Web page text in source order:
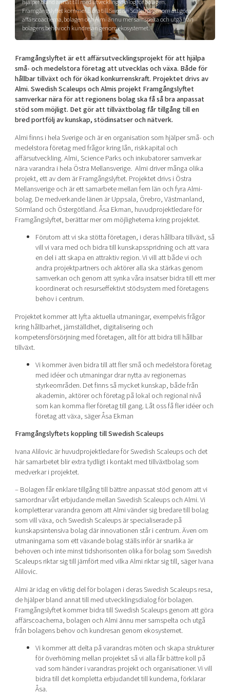
Shaping cities and regions
East Sweden Tech Women
Reversed mentorship
Current offers and activities
Upscaling
Talent & skills
Startup & industry collaboration
Offers to boost your business
Funding opportunities
Our community of companies
Projects
Publications
Project toolbox
Our clusters
Reach out to us
Locations
Today's lunch in Mjärdevi
hjälper bland annat till med utvecklingsdialog för bolagen.
Framgångslyftet kommer bidra till Swedish Scaleups genom att göra
affärscoacherna, bolagen och Almi ännu mer samspelta och utgå från
bolagens behov och kundresan genom ekosystemet.
Framgångslyftet är ett affärsutvecklingsprojekt för att hjälpa
små- och medelstora företag att utvecklas och växa. Både för
hållbar tillväxt och för ökad konkurrenskraft. Projektet drivs av
Almi. Swedish Scaleups och Almis projekt Framgångslyftet
samverkar nära för att regionens bolag ska få så bra anpassat
stöd som möjligt. Det gör att tillväxtbolag får tillgång till en
bred portfölj av kunskap, stödinsatser och nätverk.
Almi finns i hela Sverige och är en organisation som hjälper små- och
medelstora företag med frågor kring lån, riskkapital och
affärsutveckling. Almi, Science Parks och inkubatorer samverkar
nära varandra i hela Östra Mellansverige. Almi driver många olika
projekt, ett av dem är Framgångslyftet. Projektet drivs i Östra
Mellansverige och är ett samarbete mellan fem län och fyra Almi-
bolag. De medverkande länen är Uppsala, Örebro, Västmanland,
Sörmland och Östergötland.Åsa Ekman, huvudprojektledare för
Framgångslyftet, berättar mer om möjligheterna kring projektet.
Förutom att vi ska stötta företagen, i deras hållbara tillväxt, så
vill vi vara med och bidra till kunskapsspridning och att vara
en del i att skapa en attraktiv region. Vi vill att både vi och
andra projektpartners och aktörer alla ska stärkas genom
samverkan och genom att synka våra insatser bidra till ett mer
koordinerat och resurseffektivt stödsystem med företagens
behov i centrum.
Projektet kommer att lyfta aktuella utmaningar, exempelvis frågor
kring hållbarhet, jämställdhet, digitalisering och
kompetensförsörjning med företagen, allt för att bidra till hållbar
tillväxt.
Vi kommer även bidra till att fler små och medelstora företag
med idéer och utmaningar drar nytta av regionernas
styrkeområden. Det finns så mycket kunskap, både från
akademin, aktörer och företag på lokal och regional nivå
som kan komma fler företag till gang. Låt oss få fler idéer och
företag att växa, säger Åsa Ekman
Framgångslyftets koppling till Swedish Scaleups
Ivana Alilovic är huvudprojektledare för Swedish Scaleups och det
här samarbetet blir extra tydligt i kontakt med tillväxtbolag som
medverkar i projektet.
– Bolagen får enklare tillgång till bättre anpassat stöd genom att vi
samordnar vårt erbjudande mellan Swedish Scaleups och Almi. Vi
kompletterar varandra genom att Almi vänder sig bredare till bolag
som vill växa, och Swedish Scaleups är specialiserade på
kunskapsintensiva bolag där innovationen står i centrum. Även om
utmaningarna som ett växande bolag ställs inför är snarlika är
behoven och inte minst tidshorisonten olika för bolag som Swedish
Scaleups riktar sig till jämfört med vilka Almi riktar sig till, säger Ivana
Alilovic.
Almi är idag en viktig del för bolagen i deras Swedish Scaleups resa,
de hjälper bland annat till med utvecklingsdialog för bolagen.
Framgångslyftet kommer bidra till Swedish Scaleups genom att göra
affärscoacherna, bolagen och Almi ännu mer samspelta och utgå
från bolagens behov och kundresan genom ekosystemet.
Vi kommer att delta på varandras möten och skapa strukturer
för överhörning mellan projektet så vi alla får bättre koll på
vad som händer i varandras projekt och organisationer. Vi vill
bidra till det kompletta erbjudandet till kunderna, förklarar
Åsa.